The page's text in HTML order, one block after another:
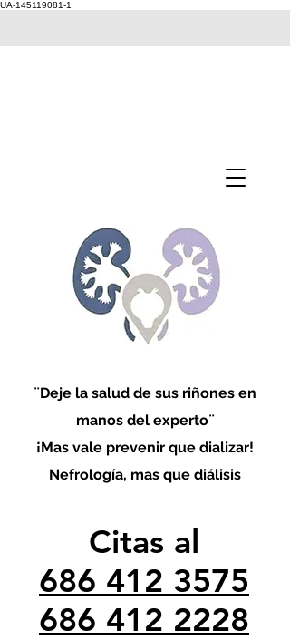
UA-145119081-1
¨Deje la salud de sus riñones en
manos del experto¨
¡Mas vale prevenir que dializar!
Nefrología, mas que diálisis
Citas al
686 412 3575
686 412 2228